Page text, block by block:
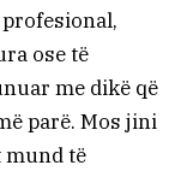
ose të
me dikë që
parë. Mos jini
mund të